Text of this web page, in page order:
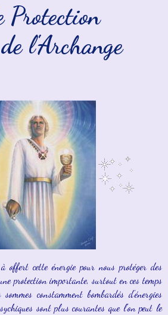
Protection
l'Archange
offert cette énergie pour nous protéger des
protection importante, surtout en ces temps
constamment bombardés d'énergies
sont plus courantes que l'on peut le